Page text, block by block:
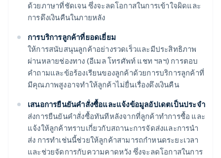
ด้วยภาษาที่ชัดเจน ซึ่งจะลดโอกาสในการเข้าใจผิดและ
การดึงเงินคืนในภายหลัง
การบริการลูกค้าที่ยอดเยี่ยม
ให้การสนับสนุนลูกค้าอย่างรวดเร็วและมีประสิทธิภาพ
ผ่านหลายช่องทาง (อีเมล โทรศัพท์ แชท ฯลฯ) การตอบ
คําถามและข้อร้องเรียนของลูกค้าด้วยการบริการลูกค้าที่
มีคุณภาพสูงอาจทําให้ลูกค้าไม่ยื่นเรื่องดึงเงินคืน
เสนอการยืนยันคําสั่งซื้อและแจ้งข้อมูลอัปเดตเป็นประจํา
ส่งการยืนยันคําสั่งซื้อทันทีหลังจากที่ลูกค้าทําการซื้อ และ
แจ้งให้ลูกค้าทราบเกี่ยวกับสถานะการจัดส่งและการนำ
ส่ง การทำเช่นนี้ช่วยให้ลูกค้าสามารถกำหนดระยะเวลา
และช่วยจัดการกับความคาดหวัง ซึ่งจะลดโอกาสในการ